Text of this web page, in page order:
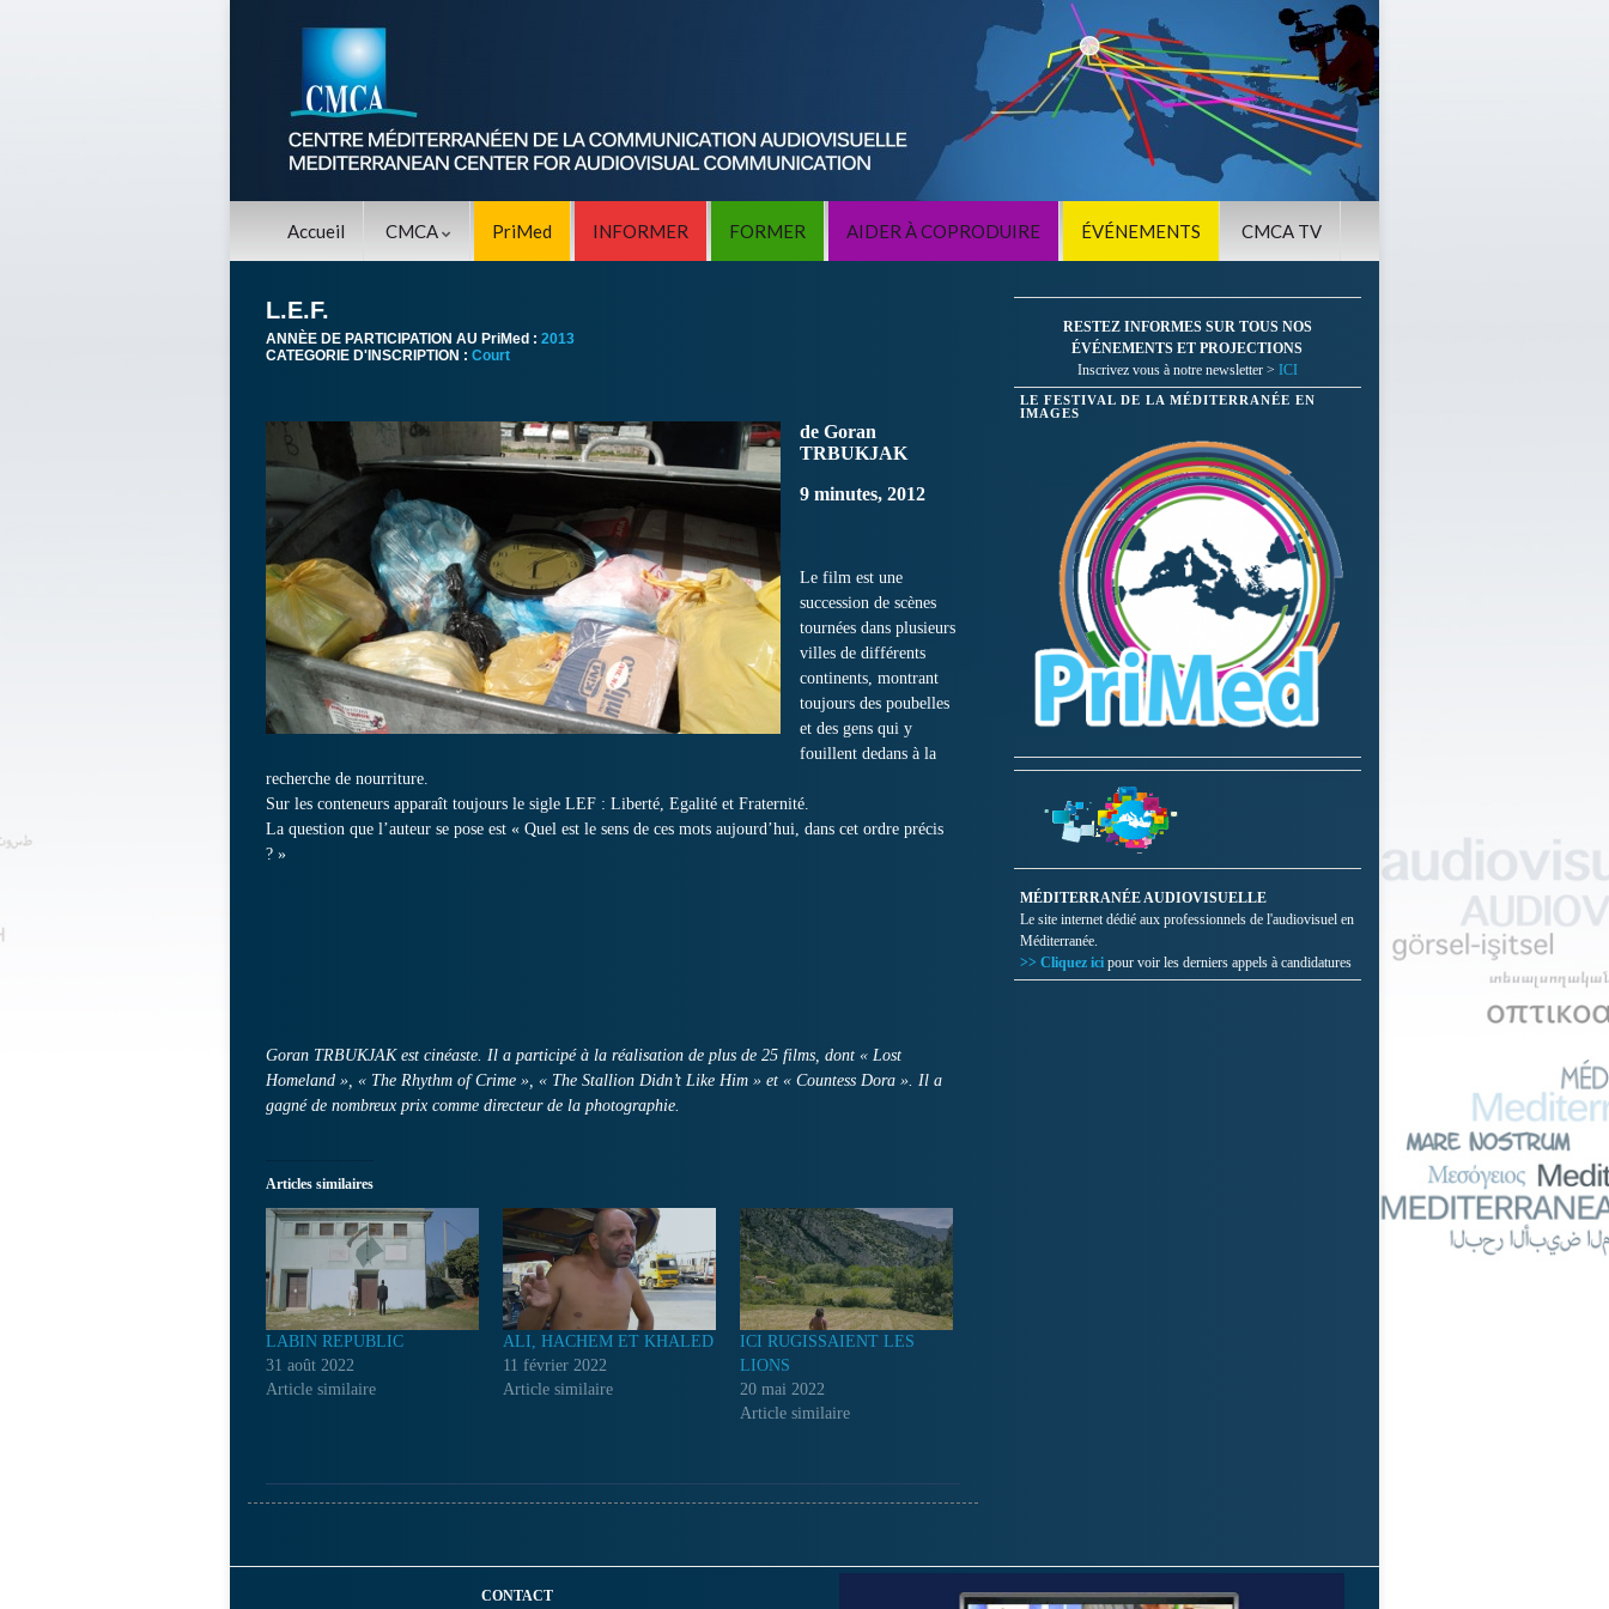
Accueil CMCA PriMed INFORMER FORMER AIDER À COPRODUIRE ÉVÉNEMENTS CMCA TV
L.E.F.
ANNÈE DE PARTICIPATION AU PriMed : 2013
CATEGORIE D'INSCRIPTION : Court
de Goran
TRBUKJAK
9 minutes, 2012
Le film est une
succession de scènes
tournées dans plusieurs
villes de différents
continents, montrant
toujours des poubelles
et des gens qui y
fouillent dedans à la
recherche de nourriture.
Sur les conteneurs apparaît toujours le sigle LEF : Liberté, Egalité et Fraternité.
La question que l’auteur se pose est « Quel est le sens de ces mots aujourd’hui, dans cet ordre précis
? »
Goran TRBUKJAK est cinéaste. Il a participé à la réalisation de plus de 25 films, dont « Lost
Homeland », « The Rhythm of Crime », « The Stallion Didn’t Like Him » et « Countess Dora ». Il a
gagné de nombreux prix comme directeur de la photographie.
Articles similaires
LABIN REPUBLIC
31 août 2022
Article similaire
ALI, HACHEM ET KHALED
11 février 2022
Article similaire
ICI RUGISSAIENT LES
LIONS
20 mai 2022
Article similaire
RESTEZ INFORMES SUR TOUS NOS
ÉVÉNEMENTS ET PROJECTIONS
Inscrivez vous à notre newsletter > ICI
LE FESTIVAL DE LA MÉDITERRANÉE EN
IMAGES
MÉDITERRANÉE AUDIOVISUELLE
Le site internet dédié aux professionnels de l'audiovisuel en
Méditerranée.
>> Cliquez ici pour voir les derniers appels à candidatures
CONTACT